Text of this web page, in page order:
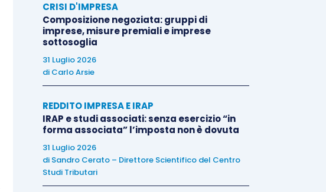
CRISI D'IMPRESA
Composizione negoziata: gruppi di
imprese, misure premiali e imprese
sottosoglia
31 Luglio 2026
di Carlo Arsie
REDDITO IMPRESA E IRAP
IRAP e studi associati: senza esercizio “in
forma associata” l’imposta non è dovuta
31 Luglio 2026
di Sandro Cerato – Direttore Scientifico del Centro
Studi Tributari